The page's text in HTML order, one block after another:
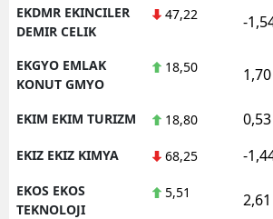
EKDMR EKINCILER
DEMIR CELIK
47,22 -
EKGYO EMLAK
KONUT GMYO
18,50 1,70
EKIM EKIM TURIZM 18,80 0,53
EKIZ EKIZ KIMYA 68,25 -
EKOS EKOS
TEKNOLOJI
5,51 2,61